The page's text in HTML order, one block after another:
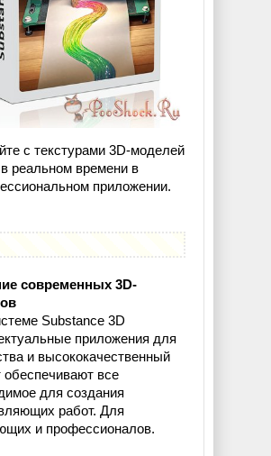
с текстурами 3D-моделей
в реальном времени в
приложении.
современных 3D-
Substance 3D
приложения для
и высококачественный
обеспечивают все
для создания
работ. Для
и профессионалов.